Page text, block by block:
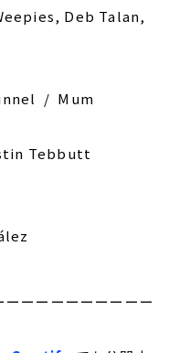
Deb Talan,
/ Mum
Tebbutt
ーーーーーーーーー